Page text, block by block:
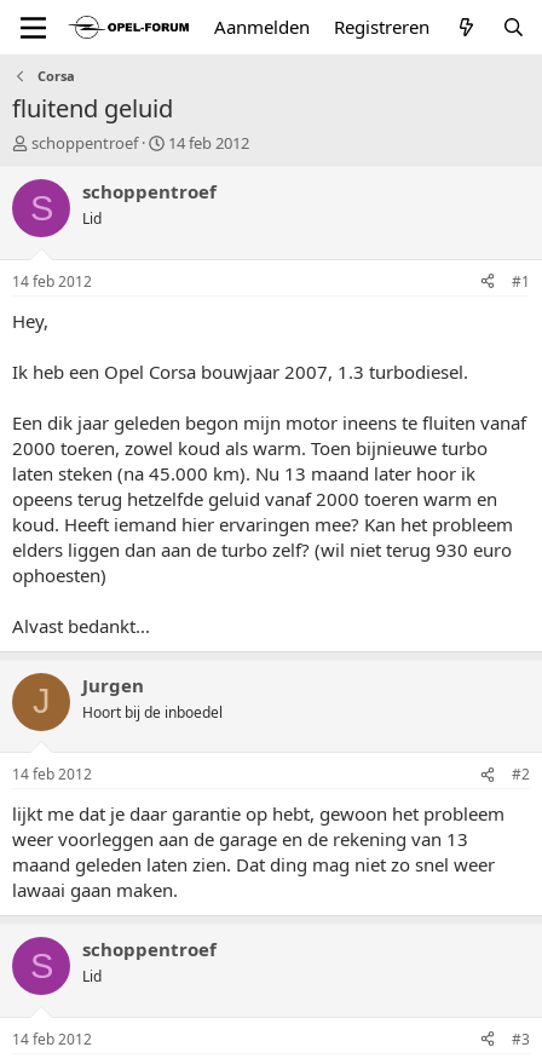
Aanmelden Registreren
Corsa
fluitend geluid
T
p
i
t
a
r
t
r
schoppentroef
S
a
14 feb 2012
S schoppentroef
Lid
14 feb 2012 #1
Hey,
Ik heb een Opel Corsa bouwjaar 2007, 1.3 turbodiesel.
Een dik jaar geleden begon mijn motor ineens te fluiten vanaf
2000 toeren, zowel koud als warm. Toen bijnieuwe turbo
laten steken (na 45.000 km). Nu 13 maand later hoor ik
opeens terug hetzelfde geluid vanaf 2000 toeren warm en
koud. Heeft iemand hier ervaringen mee? Kan het probleem
elders liggen dan aan de turbo zelf? (wil niet terug 930 euro
ophoesten)
Alvast bedankt...
J Jurgen
Hoort bij de inboedel
14 feb 2012 #2
lijkt me dat je daar garantie op hebt, gewoon het probleem
weer voorleggen aan de garage en de rekening van 13
maand geleden laten zien. Dat ding mag niet zo snel weer
lawaai gaan maken.
S schoppentroef
Lid
14 feb 2012 #3